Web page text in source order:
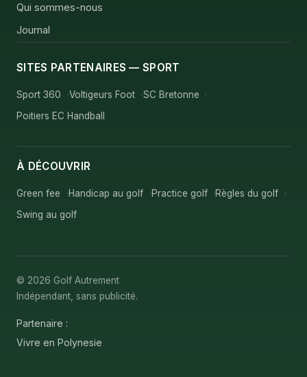
Qui sommes-nous
Journal
SITES PARTENAIRES — SPORT
Sport 360 Voltigeurs Foot
SC Bretonne
Poitiers EC Handball
À DÉCOUVRIR
Green fee Handicap au golf Practice golf
Règles du golf
Swing au golf
© 2026 Golf Autrement
Indépendant, sans publicité.
Partenaire :
Vivre en Polynesie